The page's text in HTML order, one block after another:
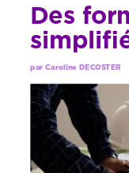
Des
par Caroline DECOSTER